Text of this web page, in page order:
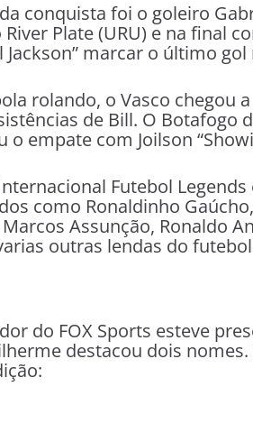
conquista foi o goleiro
Plate (URU) e na final
Jackson” marcar o último
rolando, o Vasco chegou
de Bill. O Botafogo
o empate com Joilson
Futebol
como Ronaldinho
Marcos Assunção, Ronaldo
outras lendas do
do FOX Sports esteve
destacou dois